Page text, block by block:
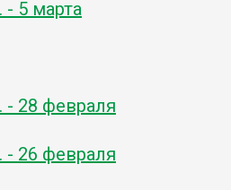
- 5 марта
- 28 февраля
- 26 февраля